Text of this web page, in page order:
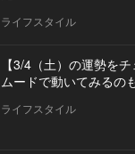
ライフスタイル
【3/4（土）の運勢を
ムードで動いてみるの
ライフスタイル